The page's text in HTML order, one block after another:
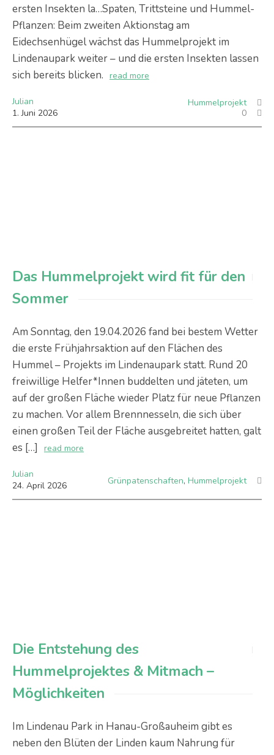
ersten Insekten la…Spaten, Trittsteine und Hummel-
Pflanzen: Beim zweiten Aktionstag am
Eidechsenhügel wächst das Hummelprojekt im
Lindenaupark weiter – und die ersten Insekten lassen
sich bereits blicken. read more
Julian
1. Juni 2026
Hummelprojekt
0
Das Hummelprojekt wird fit für den
Sommer
Am Sonntag, den 19.04.2026 fand bei bestem Wetter
die erste Frühjahrsaktion auf den Flächen des
Hummel – Projekts im Lindenaupark statt. Rund 20
freiwillige Helfer*Innen buddelten und jäteten, um
auf der großen Fläche wieder Platz für neue Pflanzen
zu machen. Vor allem Brennnesseln, die sich über
einen großen Teil der Fläche ausgebreitet hatten, galt
es […]
read more
Julian
24. April 2026 Grünpatenschaften, Hummelprojekt
Die Entstehung des
Hummelprojektes & Mitmach –
Möglichkeiten
Im Lindenau Park in Hanau-Großauheim gibt es
neben den Blüten der Linden kaum Nahrung für